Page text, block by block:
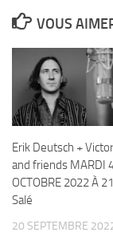
VOUS
Erik Deutsch +
and friends MARDI
OCTOBRE 2022 À
Salé
20 SEPTEMBRE